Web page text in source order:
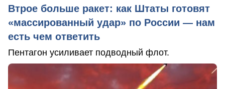
Втрое больше ракет: как Штаты готовят
«массированный удар» по России — нам
есть чем ответить
Пентагон усиливает подводный флот.